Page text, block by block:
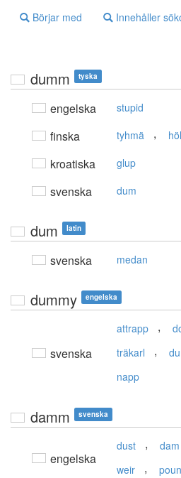
Börjar med Innehåller
dumm tyska
engelska stupid
finska tyhmä ,
kroatiska glup
svenska dum
dum latin
svenska medan
dummy engelska
svenska
attrapp ,
träkarl ,
napp
damm svenska
engelska
dust , dam
weir ,